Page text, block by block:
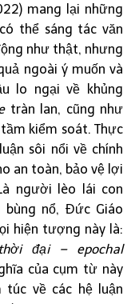
mang lại những
thể sáng tác văn
như thật, nhưng
ngoài ý muốn và
lo ngại về khủng
tràn lan, cũng như
kiểm soát. Thực
sôi nổi về chính
an toàn, bảo vệ lợi
người lèo lái con
bùng nổ, Đức Giáo
hiện tượng này là:
đại – epochal
của cụm từ này
túc về các hệ luận